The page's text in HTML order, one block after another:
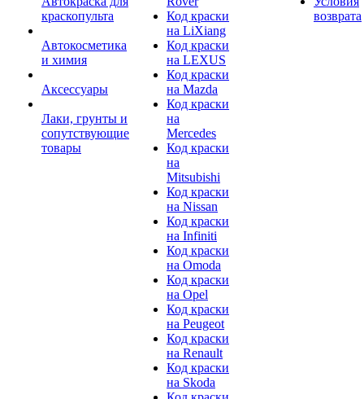
краскопульта
Автокосметика
и химия
Аксессуары
Лаки, грунты и
сопутствующие
товары
Код краски
на LiXiang
Код краски
на LEXUS
Код краски
на Mazda
Код краски
на
Mercedes
Код краски
на
Mitsubishi
Код краски
на Nissan
Код краски
на Infiniti
Код краски
на Omoda
Код краски
на Opel
Код краски
на Peugeot
Код краски
на Renault
Код краски
на Skoda
возврата